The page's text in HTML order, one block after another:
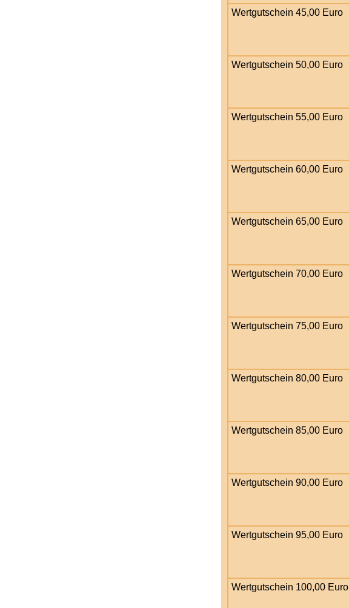
Wertgutschein 45,00 Euro
Wertgutschein 50,00 Euro
Wertgutschein 55,00 Euro
Wertgutschein 60,00 Euro
Wertgutschein 65,00 Euro
Wertgutschein 70,00 Euro
Wertgutschein 75,00 Euro
Wertgutschein 80,00 Euro
Wertgutschein 85,00 Euro
Wertgutschein 90,00 Euro
Wertgutschein 95,00 Euro
Wertgutschein 100,00 Euro